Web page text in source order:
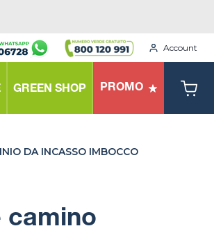
Account
GREEN SHOP PROMO
DA INCASSO IMBOCCO
camino